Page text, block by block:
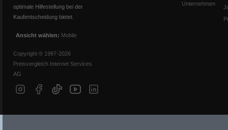
optimale Hilfestellung bei der
Kaufentscheidung bietet.
Ansicht wählen: Mobile
Copyright © 1997-2026
Preisvergleich Internet Services
AG
Unternehmen